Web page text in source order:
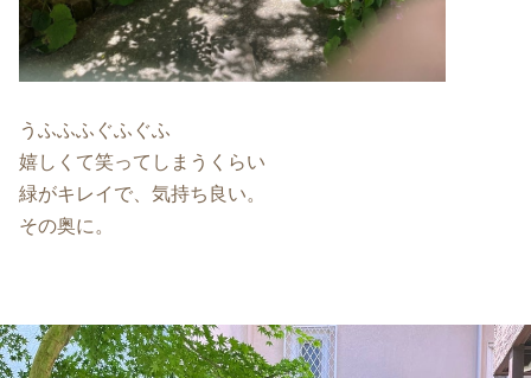
うふふふぐふぐふ
嬉しくて笑ってしまうくらい
緑がキレイで、気持ち良い。
その奥に。